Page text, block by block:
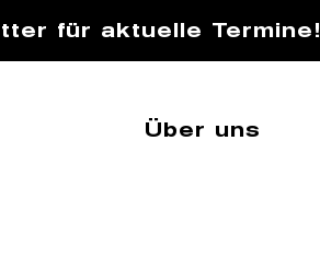
für aktuelle Termine!
Über uns